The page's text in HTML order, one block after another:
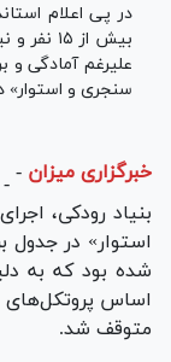
در پی اعلام
بیش از
علیرغم آمادگی و
سنجری و استوار»
خبرگزاری میزان -
بنیاد رودکی،
استوار» در جدول
شده بود که به
اساس پروتکل‌های
متوقف شد.